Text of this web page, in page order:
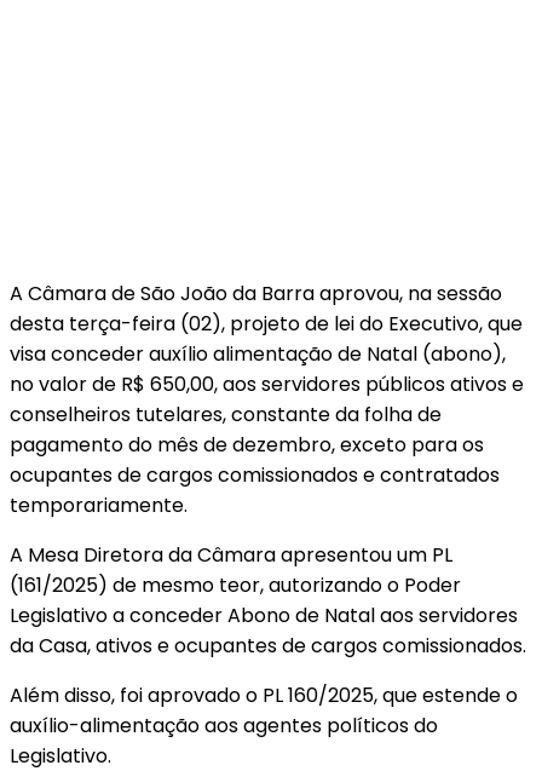
A Câmara de São João da Barra aprovou, na sessão
desta terça-feira (02), projeto de lei do Executivo, que
visa conceder auxílio alimentação de Natal (abono),
no valor de R$ 650,00, aos servidores públicos ativos e
conselheiros tutelares, constante da folha de
pagamento do mês de dezembro, exceto para os
ocupantes de cargos comissionados e contratados
temporariamente.
A Mesa Diretora da Câmara apresentou um PL
(161/2025) de mesmo teor, autorizando o Poder
Legislativo a conceder Abono de Natal aos servidores
da Casa, ativos e ocupantes de cargos comissionados.
Além disso, foi aprovado o PL 160/2025, que estende o
auxílio-alimentação aos agentes políticos do
Legislativo.